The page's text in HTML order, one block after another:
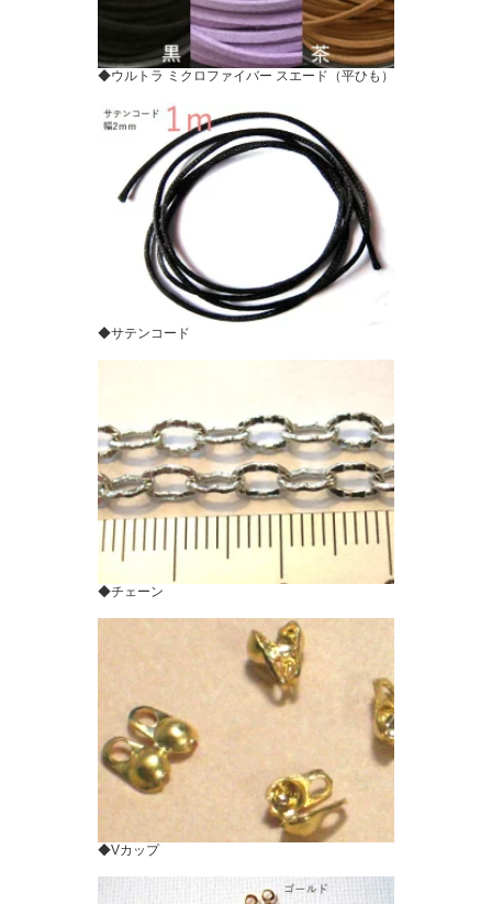
◆ウルトラ ミクロファイバー スエード（平ひも）
◆サテンコード
◆チェーン
◆Vカップ